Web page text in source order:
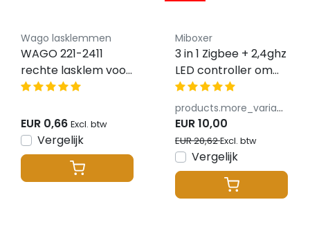
Wago lasklemmen
WAGO 221-2411
rechte lasklem voor
2 LED strips 2 -
WAGO
EUR 0,66 Excl. btw
Vergelijk
Miboxer
3 in 1 Zigbee + 2,4ghz
LED controller om
RGB / RGBW(W) /
RGBCCT LED strips
te bedienen -
FUT037ZP+
AANBIEDING
products.more_variants_available
EUR 10,00
EUR 20,62Excl. btw
Vergelijk